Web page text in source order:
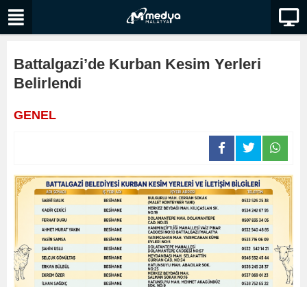
Battalgazi’de Kurban Kesim Yerleri
Belirlendi
GENEL